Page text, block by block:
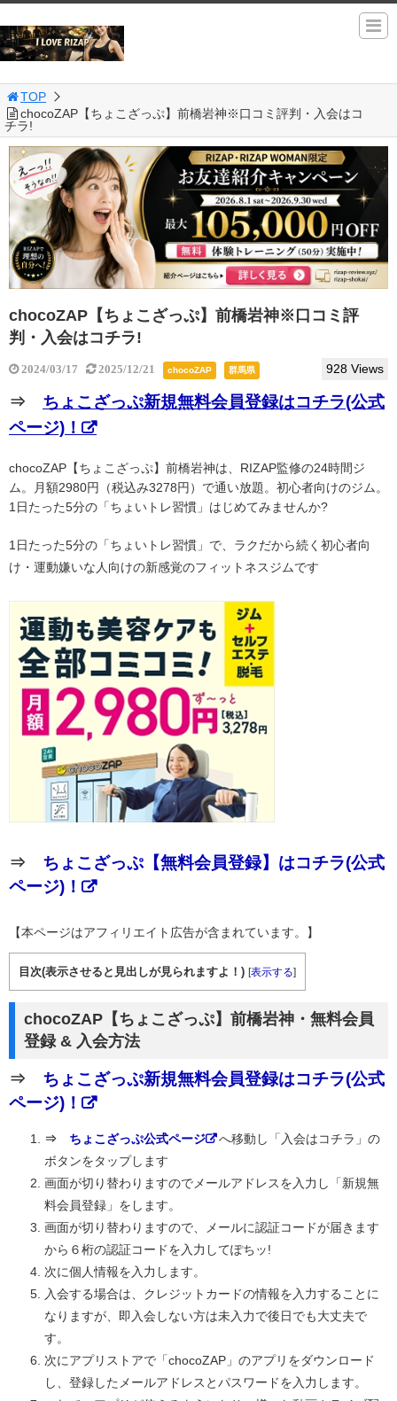
TOP
chocoZAP【ちょこざっぷ】前橋岩神※口コミ評判・入会はコ
チラ!
chocoZAP【ちょこざっぷ】前橋岩神※口コミ評
判・入会はコチラ!
2024/03/17 2025/12/21 chocoZAP 群馬県 928 Views
⇒ ちょこざっぷ新規無料会員登録はコチラ(公式
ページ)！
chocoZAP【ちょこざっぷ】前橋岩神は、RIZAP監修の24時間ジ
ム。月額2980円（税込み3278円）で通い放題。初心者向けのジム。
1日たった5分の「ちょいトレ習慣」はじめてみませんか?
1日たった5分の「ちょいトレ習慣」で、ラクだから続く初心者向
け・運動嫌いな人向けの新感覚のフィットネスジムです
⇒ ちょこざっぷ【無料会員登録】はコチラ(公式
ページ)！
【本ページはアフィリエイト広告が含まれています。】
目次(表示させると見出しが見られますよ！) [表示する]
chocoZAP【ちょこざっぷ】前橋岩神・無料会員
登録 & 入会方法
⇒ ちょこざっぷ新規無料会員登録はコチラ(公式
ページ)！
⇒ ちょこざっぷ公式ページ
へ移動し「入会はコチラ」の
ボタンをタップします
画面が切り替わりますのでメールアドレスを入力し「新規無
料会員登録」をします。
画面が切り替わりますので、メールに認証コードが届きます
から６桁の認証コードを入力してぽちッ!
次に個人情報を入力します。
入会する場合は、クレジットカードの情報を入力することに
なりますが、即入会しない方は未入力で後日でも大丈夫で
す。
次にアプリストアで「chocoZAP」のアプリをダウンロード
し、登録したメールアドレスとパスワードを入力します。